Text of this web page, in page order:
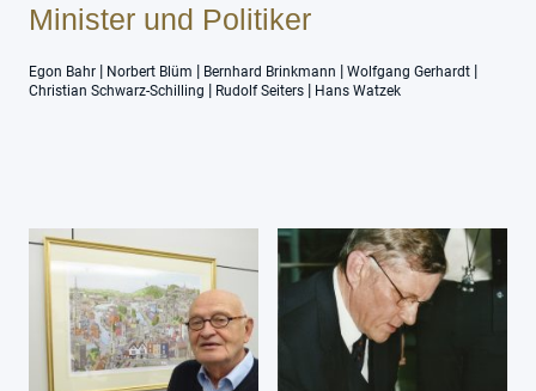
Minister und Politiker
Egon Bahr | Norbert Blüm | Bernhard Brinkmann | Wolfgang Gerhardt |
Christian Schwarz-Schilling | Rudolf Seiters | Hans Watzek